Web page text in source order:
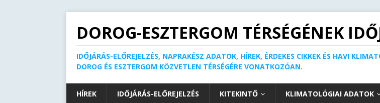
DOROG-ESZTERGOM TÉRSÉGÉNEK
IDŐJÁRÁS-ELŐREJELZÉS, NAPRAKÉSZ ADATOK, HÍREK, ÉRDEKES CIKKEK ÉS HAVI
DOROG ÉS ESZTERGOM KÖZVETLEN TÉRSÉGÉRE VONATKOZÓAN.
HÍREK IDŐJÁRÁS-ELŐREJELZÉS KITEKINTŐ KLIMATOLÓGIAI ADATOK